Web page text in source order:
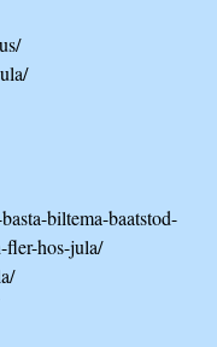
biltema-baatstod-
fler-hos-jula/